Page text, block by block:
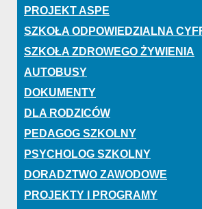
PROJEKT ASPE
SZKOŁA ODPOWIEDZIALNA
SZKOŁA ZDROWEGO ŻYWIENIA
AUTOBUSY
DOKUMENTY
DLA RODZICÓW
PEDAGOG SZKOLNY
PSYCHOLOG SZKOLNY
DORADZTWO ZAWODOWE
PROJEKTY I PROGRAMY